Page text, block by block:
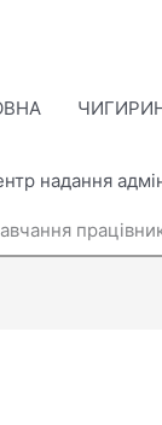
надання